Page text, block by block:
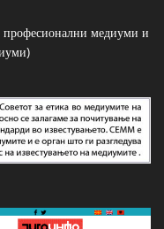
професионални медиуми и